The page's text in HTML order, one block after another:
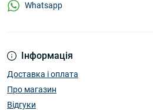
Інформація
Доставка і оплата
Про магазин
Відгуки
Whatsapp